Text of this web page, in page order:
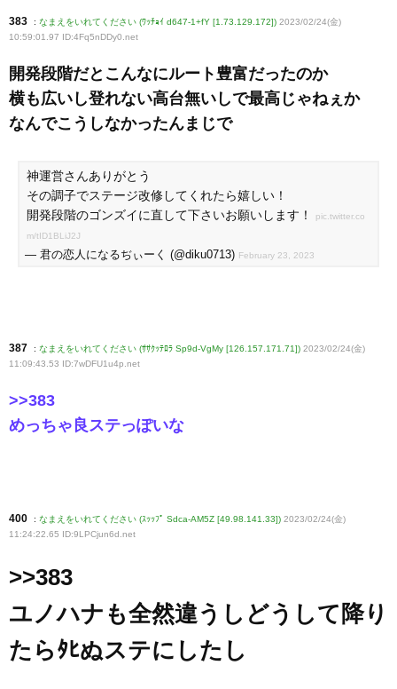
383 : なまえをいれてください (ﾜｯﾁｮｲ d647-1+fY [1.73.129.172]) 2023/02/24(金)
10:59:01.97 ID:4Fq5nDDy0 .net
開発段階だとこんなにルート豊富だったのか
横も広いし登れない高台無いしで最高じゃねぇか
なんでこうしなかったんまじで
神運営さんありがとう
その調子でステージ改修してくれたら嬉しい！
開発段階のゴンズイに直して下さいお願いします！
pic.twitter.co
m/tID1BLiJ2J
— 君の恋人になるぢぃーく (@diku0713) February 23, 2023
387 : なまえをいれてください (ｻｻｸｯﾃﾛﾗ Sp9d-VgMy [126.157.171.71]) 2023/02/24(金)
11:09:43.53 ID:7wDFU1u4p .net
>>383
めっちゃ良ステっぽいな
400 : なまえをいれてください (ｽｯｯﾌﾟ Sdca-AM5Z [49.98.141.33]) 2023/02/24(金)
11:24:22.65 ID:9LPCjun6d.net
>>383
ユノハナも全然違うしどうして降り
たらﾀﾋぬステにしたし